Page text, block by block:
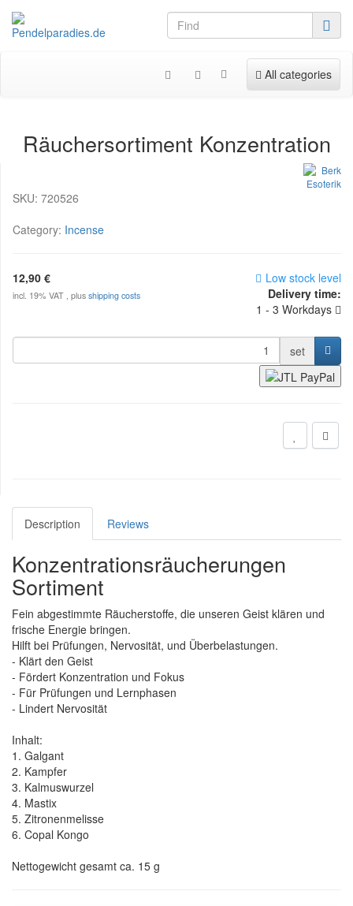
Toggle navigation
All categories
Räuchersortiment Konzentration
SKU: 720526
Category: Incense
12,90 €
incl. 19% VAT , plus shipping costs
Low stock level
Delivery time:
1 - 3 Workdays
set
Description Reviews
Konzentrationsräucherungen
Sortiment
Fein abgestimmte Räucherstoffe, die unseren Geist klären und
frische Energie bringen.
Hilft bei Prüfungen, Nervosität, und Überbelastungen.
- Klärt den Geist
- Fördert Konzentration und Fokus
- Für Prüfungen und Lernphasen
- Lindert Nervosität
Inhalt:
1. Galgant
2. Kampfer
3. Kalmuswurzel
4. Mastix
5. Zitronenmelisse
6. Copal Kongo
Nettogewicht gesamt ca. 15 g